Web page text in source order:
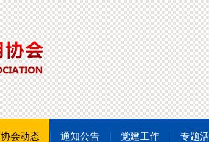
协会动态 通知公告 党建工作 专题